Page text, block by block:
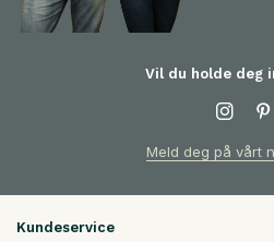
Vil du holde deg
Meld deg på vårt
Kundeservice